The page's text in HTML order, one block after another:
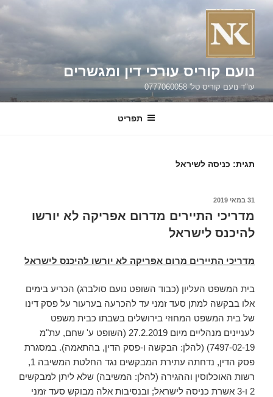
דילוג
נועם קוריס עורכי דין ומגשרים
עו"ד נועם קוריס טל' 0777060058
תפריט
תגית: כניסה לשיראל
פורסם
31 במאי 2019
מדריכי התיירים מדרום אפריקה לא יורשו
להיכנס לישראל
מדריכי התיירים מרום אפריקה לא יורשו להיכנס לישראל
בית המשפט העליון (כבוד השופט נועם סולברג) הכריע בימים
אלו בבקשה למתן סעד זמני עד להכרעה בערעור על פסק דינו
של בית המשפט המחוזי בירושלים בשבתו כבית משפט
לעניינים מנהליים מיום 27.2.2019 (השופט ע' שחם, עת"מ
7497-02-19) (להלן: הבקשה ו-פסק הדין, בהתאמה). במסגרת
פסק הדין, נדחתה עתירת המבקשים נגד החלטת המשיבה 1,
רשות האוכלוסין וההגירה (להלן: המשיבה) שלא ליתן למבקשים
2 ו-3 אשרת כניסה לישראל; ובנסיבות אלה מבוקש סעד זמני